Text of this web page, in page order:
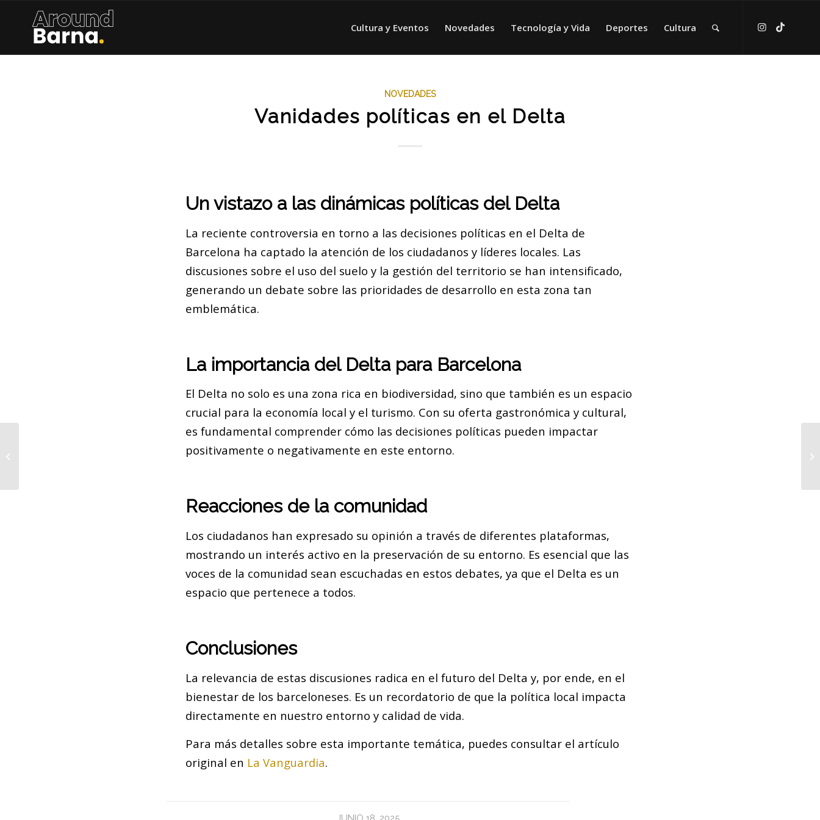
Cultura y Eventos Novedades Tecnología y Vida Deportes Cultura
NOVEDADES
Vanidades políticas en el Delta
Un vistazo a las dinámicas políticas del Delta
La reciente controversia en torno a las decisiones políticas en el Delta de
Barcelona ha captado la atención de los ciudadanos y líderes locales. Las
discusiones sobre el uso del suelo y la gestión del territorio se han intensificado,
generando un debate sobre las prioridades de desarrollo en esta zona tan
emblemática.
La importancia del Delta para Barcelona
El Delta no solo es una zona rica en biodiversidad, sino que también es un espacio
crucial para la economía local y el turismo. Con su oferta gastronómica y cultural,
es fundamental comprender cómo las decisiones políticas pueden impactar
positivamente o negativamente en este entorno.
Reacciones de la comunidad
Los ciudadanos han expresado su opinión a través de diferentes plataformas,
mostrando un interés activo en la preservación de su entorno. Es esencial que las
voces de la comunidad sean escuchadas en estos debates, ya que el Delta es un
espacio que pertenece a todos.
Conclusiones
La relevancia de estas discusiones radica en el futuro del Delta y, por ende, en el
bienestar de los barceloneses. Es un recordatorio de que la política local impacta
directamente en nuestro entorno y calidad de vida.
Para más detalles sobre esta importante temática, puedes consultar el artículo
original en La Vanguardia.
JUNIO 18, 2025